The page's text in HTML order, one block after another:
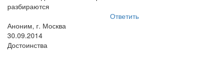
разбираются
Ответить
Аноним, г. Москва
30.09.2014
Достоинства